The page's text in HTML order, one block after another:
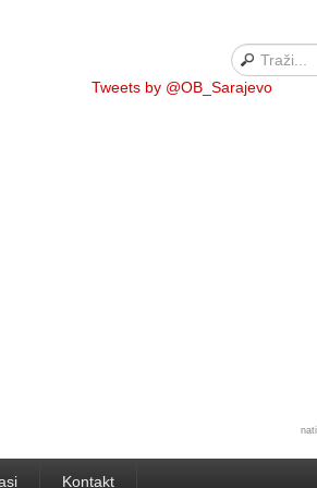
Tweets by @OB_Sarajevo
Kontakt